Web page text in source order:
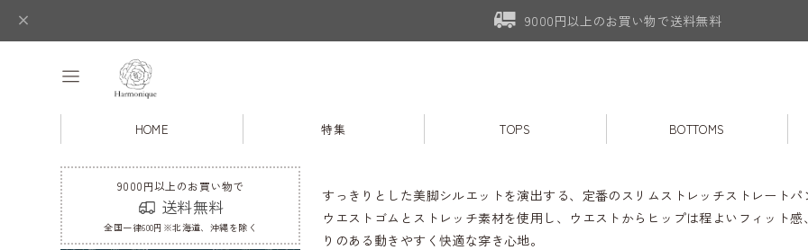
9000円以上のお買い物で送料無料
HOME 特集 TOPS BOTTOMS
9000円以上のお買い物で
送料無料
全国一律600円※北海道、沖縄を除く
すっきりとした美脚シルエットを演出する、定番のスリムストレッチストレートパ
ウエストゴムとストレッチ素材を使用し、ウエストからヒップは程よいフィット感
りのある動きやすく快適な穿き心地。